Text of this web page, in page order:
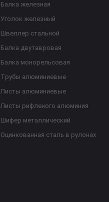
Балка железная
Уголок железный
Швеллер стальной
Балка двутавровая
Балка монорельсовая
Трубы алюминиевые
Листы алюминиевые
Листы рифленого алюминия
Шифер металлический
Оцинкованная сталь в рулонах